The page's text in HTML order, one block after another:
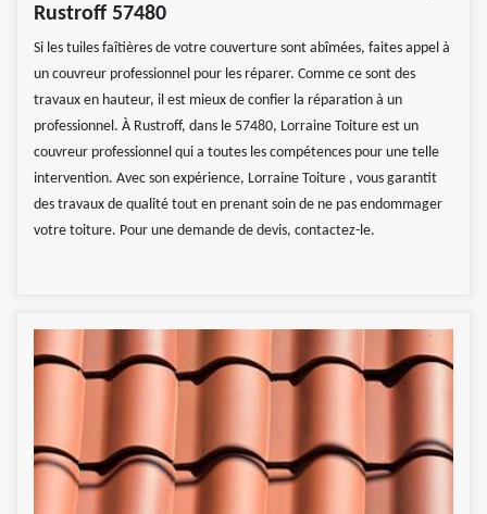
Rustroff 57480
Si les tuiles faîtières de votre couverture sont abîmées, faites appel à
un couvreur professionnel pour les réparer. Comme ce sont des
travaux en hauteur, il est mieux de confier la réparation à un
professionnel. À Rustroff, dans le 57480, Lorraine Toiture est un
couvreur professionnel qui a toutes les compétences pour une telle
intervention. Avec son expérience, Lorraine Toiture , vous garantit
des travaux de qualité tout en prenant soin de ne pas endommager
votre toiture. Pour une demande de devis, contactez-le.